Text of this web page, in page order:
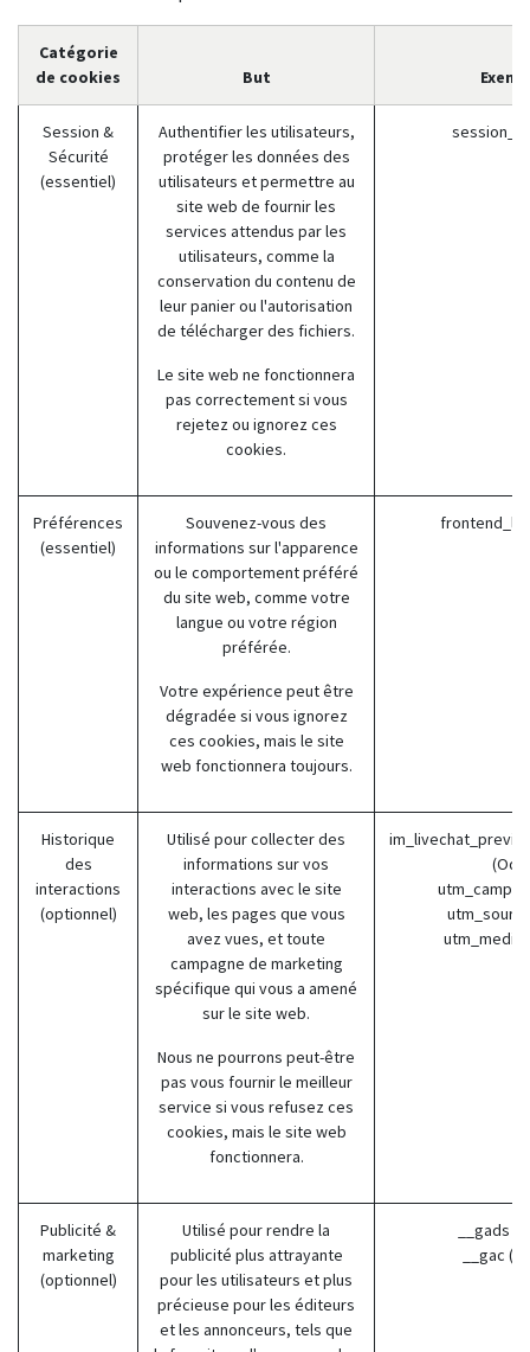
Catégorie
de cookies
But
Session &
Sécurité
(essentiel)
Authentifier les utilisateurs,
protéger les données des
utilisateurs et permettre au
site web de fournir les
services attendus par les
utilisateurs, comme la
conservation du contenu de
leur panier ou l'autorisation
de télécharger des fichiers.
Le site web ne fonctionnera
pas correctement si vous
rejetez ou ignorez ces
cookies.
Préférences
(essentiel)
Souvenez-vous des
informations sur l'apparence
ou le comportement préféré
du site web, comme votre
langue ou votre région
préférée.
Votre expérience peut être
dégradée si vous ignorez
ces cookies, mais le site
web fonctionnera toujours.
Historique
des
interactions
(optionnel)
Utilisé pour collecter des
informations sur vos
interactions avec le site
web, les pages que vous
avez vues, et toute
campagne de marketing
spécifique qui vous a amené
sur le site web.
Nous ne pourrons peut-être
pas vous fournir le meilleur
service si vous refusez ces
cookies, mais le site web
fonctionnera.
Publicité &
marketing
(optionnel)
Utilisé pour rendre la
publicité plus attrayante
pour les utilisateurs et plus
précieuse pour les éditeurs
et les annonceurs, tels que
__gads
__gac